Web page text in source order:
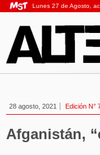
Lunes 27 de Agosto,
28 agosto, 2021 Edición N°
Afganistán,